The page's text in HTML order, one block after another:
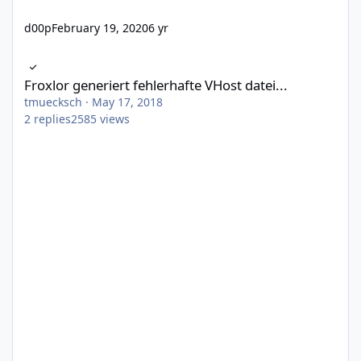
d00pFebruary 19, 20206 yr
Froxlor generiert fehlerhafte VHost datei...
tmuecksch · May 17, 2018
2 replies2585 views